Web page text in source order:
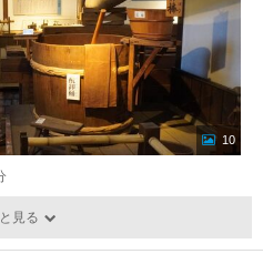
10
見る